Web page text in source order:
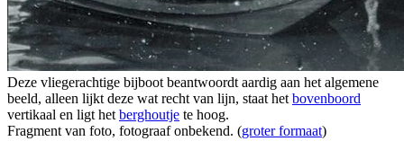
Deze vliegerachtige bijboot beantwoordt aardig aan het algemene
beeld, alleen lijkt deze wat recht van lijn, staat het bovenboord
vertikaal en ligt het berghoutje te hoog.
Fragment van foto, fotograaf onbekend. (groter formaat)